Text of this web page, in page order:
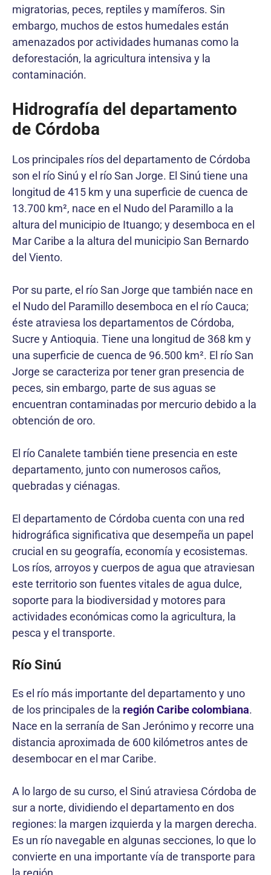
migratorias, peces, reptiles y mamíferos. Sin
embargo, muchos de estos humedales están
amenazados por actividades humanas como la
deforestación, la agricultura intensiva y la
contaminación.
Hidrografía del departamento
de Córdoba
Los principales ríos del departamento de Córdoba
son el río Sinú y el río San Jorge. El Sinú tiene una
longitud de 415 km y una superficie de cuenca de
13.700 km², nace en el Nudo del Paramillo a la
altura del municipio de Ituango; y desemboca en el
Mar Caribe a la altura del municipio San Bernardo
del Viento.
Por su parte, el río San Jorge que también nace en
el Nudo del Paramillo desemboca en el río Cauca;
éste atraviesa los departamentos de Córdoba,
Sucre y Antioquia. Tiene una longitud de 368 km y
una superficie de cuenca de 96.500 km². El río San
Jorge se caracteriza por tener gran presencia de
peces, sin embargo, parte de sus aguas se
encuentran contaminadas por mercurio debido a la
obtención de oro.
El río Canalete también tiene presencia en este
departamento, junto con numerosos caños,
quebradas y ciénagas.
El departamento de Córdoba cuenta con una red
hidrográfica significativa que desempeña un papel
crucial en su geografía, economía y ecosistemas.
Los ríos, arroyos y cuerpos de agua que atraviesan
este territorio son fuentes vitales de agua dulce,
soporte para la biodiversidad y motores para
actividades económicas como la agricultura, la
pesca y el transporte.
Río Sinú
Es el río más importante del departamento y uno
de los principales de la región Caribe colombiana.
Nace en la serranía de San Jerónimo y recorre una
distancia aproximada de 600 kilómetros antes de
desembocar en el mar Caribe.
A lo largo de su curso, el Sinú atraviesa Córdoba de
sur a norte, dividiendo el departamento en dos
regiones: la margen izquierda y la margen derecha.
Es un río navegable en algunas secciones, lo que lo
convierte en una importante vía de transporte para